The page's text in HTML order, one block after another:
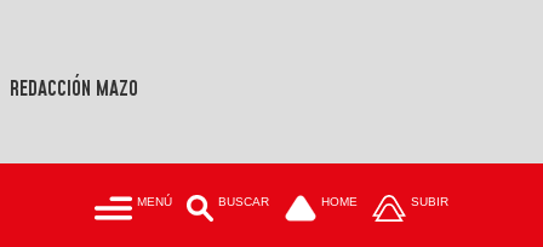
REDACCIÓN MAZO
MENÚ BUSCAR HOME SUBIR